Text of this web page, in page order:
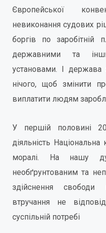
Європейської
невиконання судових
боргів по заробітній
державними та
установами. І держава
нічого, щоб змінити
виплатити людям
У першій половині
діяльність Національна
моралі. На нашу
необґрунтованим та
здійснення свободи
втручання не
суспільній потребі